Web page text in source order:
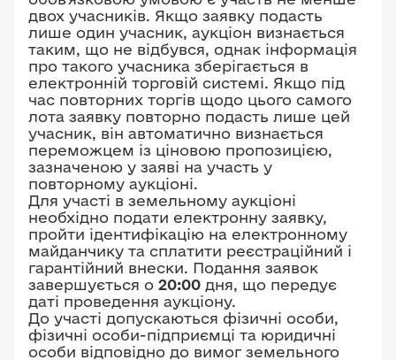
двох учасників. Якщо заявку подасть
лише один учасник, аукціон визнається
таким, що не відбувся, однак інформація
про такого учасника зберігається в
електронній торговій системі. Якщо під
час повторних торгів щодо цього самого
лота заявку повторно подасть лише цей
учасник, він автоматично визнається
переможцем із ціновою пропозицією,
зазначеною у заяві на участь у
повторному аукціоні.
Для участі в земельному аукціоні
необхідно подати електронну заявку,
пройти ідентифікацію на електронному
майданчику та сплатити реєстраційний і
гарантійний внески. Подання заявок
завершується о 20:00 дня, що передує
даті проведення аукціону.
До участі допускаються фізичні особи,
фізичні особи-підприємці та юридичні
особи відповідно до вимог земельного